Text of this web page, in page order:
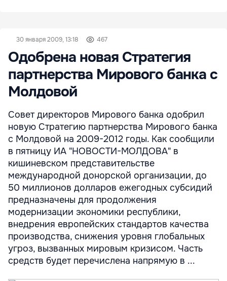
30 января 2009, 13:18 467
Одобрена новая Стратегия
партнерства Мирового банка с
Молдовой
Совет директоров Мирового банка одобрил
новую Стратегию партнерства Мирового банка
с Молдовой на 2009-2012 годы. Как сообщили
в пятницу ИА "НОВОСТИ-МОЛДОВА" в
кишиневском представительстве
международной донорской организации, до
50 миллионов долларов ежегодных субсидий
предназначены для продолжения
модернизации экономики республики,
внедрения европейских стандартов качества
производства, снижения уровня глобальных
угроз, вызванных мировым кризисом. Часть
средств будет перечислена напрямую в ...